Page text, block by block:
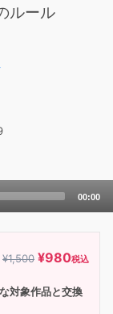
ルール
00:00
¥1,500 ¥980税込
対象作品と交換